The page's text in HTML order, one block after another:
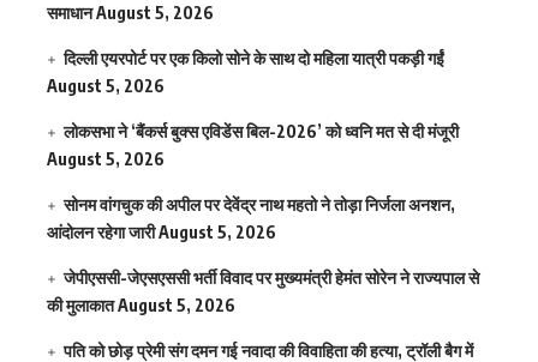
समाधानAugust 5, 2026
दिल्ली एयरपोर्ट पर एक किलो सोने के साथ दो महिला यात्री पकड़ी गईं
August 5, 2026
लोकसभा ने ‘बैंकर्स बुक्स एविडेंस बिल-2026’ को ध्वनि मत से दी मंजूरी
August 5, 2026
सोनम वांगचुक की अपील पर देवेंद्र नाथ महतो ने तोड़ा निर्जला अनशन,
आंदोलन रहेगा जारीAugust 5, 2026
जेपीएससी-जेएसएससी भर्ती विवाद पर मुख्यमंत्री हेमंत सोरेन ने राज्यपाल से
की मुलाकातAugust 5, 2026
पति को छोड़ प्रेमी संग दमन गई नवादा की विवाहिता की हत्या, ट्रॉली बैग में